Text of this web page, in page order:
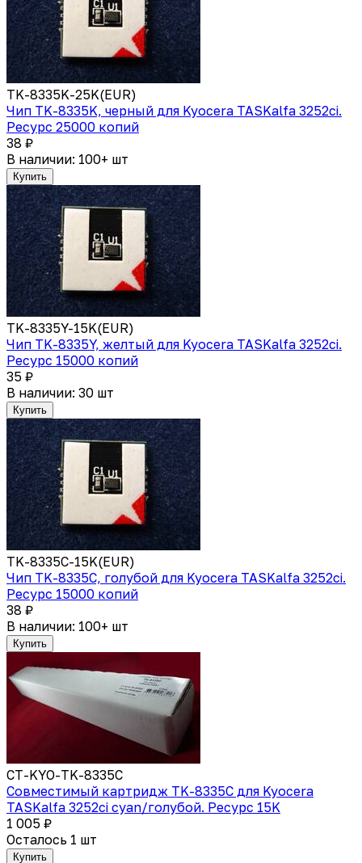
TK-8335K-25K(EUR)
Чип TK-8335K, черный для Kyocera TASKalfa 3252ci.
Ресурс 25000 копий
38 ₽
В наличии: 100+ шт
Купить
TK-8335Y-15K(EUR)
Чип TK-8335Y, желтый для Kyocera TASKalfa 3252ci.
Ресурс 15000 копий
35 ₽
В наличии: 30 шт
Купить
TK-8335C-15K(EUR)
Чип TK-8335C, голубой для Kyocera TASKalfa 3252ci.
Ресурс 15000 копий
38 ₽
В наличии: 100+ шт
Купить
CT-KYO-TK-8335C
Совместимый картридж TK-8335С для Kyocera
TASKalfa 3252ci cyan/голубой. Ресурс 15K
1 005 ₽
Осталось 1 шт
Купить